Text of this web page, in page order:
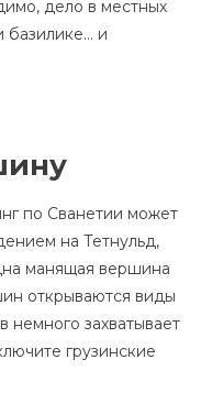
дело в местных
базилике… и
по Сванетии может
на Тетнульд,
манящая вершина
открываются виды
немного захватывает
грузинские